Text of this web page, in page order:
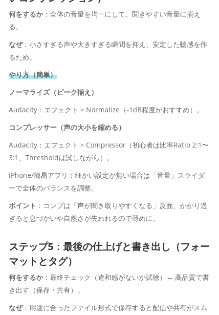
何をするか：全体の音量を均一にして、聞きやすい音量に揃え
る。
なぜ：小さすぎる声や大きすぎる瞬間を抑え、安定した聴感を作
るため。
やり方（簡単）
ノーマライズ（ピーク揃え）
Audacity：エフェクト > Normalize（-1dB程度がおすすめ）。
コンプレッサー（声の大小を縮める）
Audacity：エフェクト > Compressor（初心者は比率Ratio 2:1〜
3:1、Thresholdは試しながら）。
iPhone/簡易アプリ：細かい設定が無い場合は「音量」スライダ
ーで全体のバランスを調整。
ポイント ：コンプは「声が聞き取りやすくなる」反面、かかり過
ぎると息づかいや自然さが失われるので薄めに。
ステップ5：最後の仕上げと書き出し（フォー
マットとタグ）
何をするか：最終チェック（違和感がないか試聴）→ 高品質で書
き出す（保存・共有）。
なぜ：用途に合ったファイル形式で保存すると配信や共有がスム